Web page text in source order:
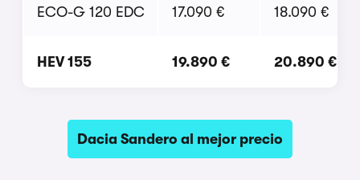
ECO-G 120 EDC 17.090 € 18.090 €
HEV 155 19.890 € 20.890 €
Dacia Sandero al mejor precio